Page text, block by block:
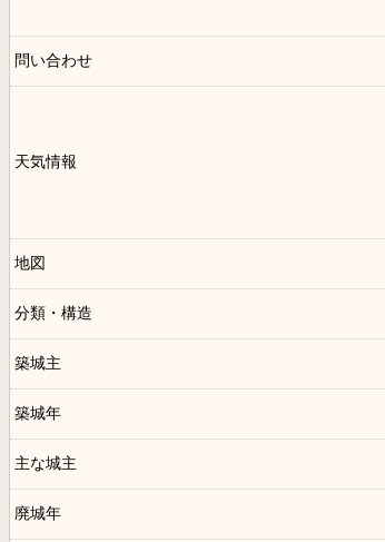
問い合わせ
天気情報
地図
分類・構造
築城主
築城年
主な城主
廃城年